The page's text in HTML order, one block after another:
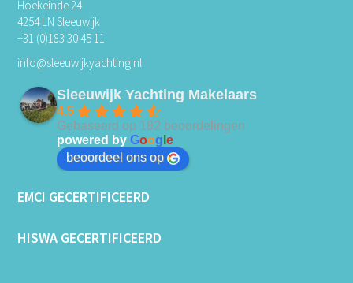
Hoekeinde 24
4254 LN Sleeuwijk
+31 (0)183 30 45 11
info@sleeuwijkyachting.nl
Sleeuwijk Yachting Makelaars
4.5
Gebaseerd op 182 beoordelingen
powered byGoog le
beoordeel ons op
EMCI GECERTIFICEERD
HISWA GECERTIFICEERD